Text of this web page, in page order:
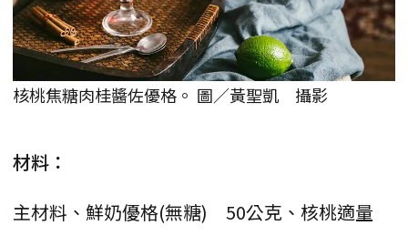
核桃焦糖肉桂醬佐優格。 圖／黃聖凱 攝影
材料：
主材料、鮮奶優格(無糖) 50公克、核桃適量